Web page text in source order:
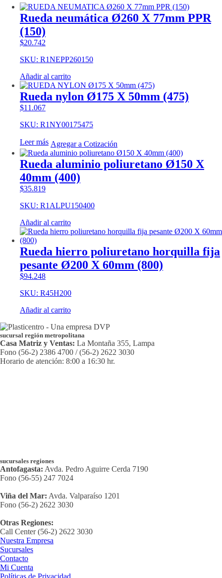
cantidadRueda neumática Ø260 X 77mm PPR
(150)
$20.742
SKU: R1NEPP260150
Añadir al carrito
Rueda nylon Ø175 X 50mm (475)
$11.067
SKU: R1NY00175475
Leer más Agregar a Cotización
Rueda aluminio poliuretano Ø150 X
40mm (400)
$35.819
SKU: R1ALPU150400
Añadir al carrito
Rueda hierro poliuretano horquilla fija
pesante Ø200 X 60mm (800)
$94.248
SKU: R45H200
Añadir al carrito
sucursal región metropolitana
Casa Matriz y Ventas: La Montaña 355, Lampa
Fono (56-2) 2386 4700 / (56-2) 2622 3030
Horario de atención: 8:00 a 16:30 hr.
sucursales regiones
Antofagasta: Avda. Pedro Aguirre Cerda 7190
Fono (56-55) 247 7024
Viña del Mar: Avda. Valparaíso 1201
Fono (56-2) 2622 3030
Otras Regiones:
Call Center (56-2) 2622 3030
Nuestra Empresa
Sucursales
Contacto
Mi Cuenta
Políticas de Privacidad